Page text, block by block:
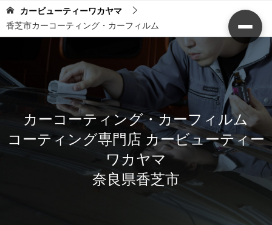
カービューティーワカヤマ
香芝市カーコーティング・カーフィルム
カーコーティング・カーフィルム
コーティング専門店 カービューティー
ワカヤマ
奈良県香芝市